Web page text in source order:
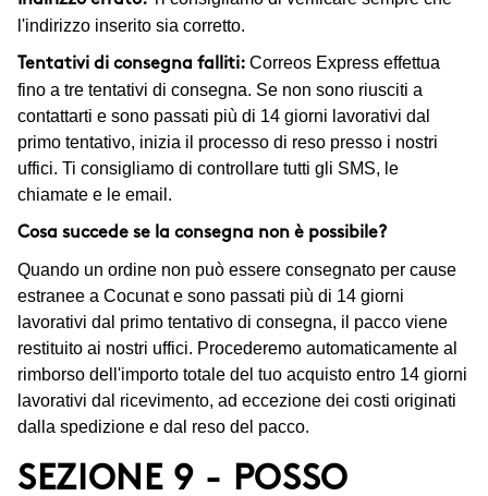
l'indirizzo inserito sia corretto.
Tentativi di consegna falliti: Correos Express effettua
fino a tre tentativi di consegna. Se non sono riusciti a
contattarti e sono passati più di 14 giorni lavorativi dal
primo tentativo, inizia il processo di reso presso i nostri
uffici. Ti consigliamo di controllare tutti gli SMS, le
chiamate e le email.
Cosa succede se la consegna non è possibile?
Quando un ordine non può essere consegnato per cause
estranee a Cocunat e sono passati più di 14 giorni
lavorativi dal primo tentativo di consegna, il pacco viene
restituito ai nostri uffici. Procederemo automaticamente al
rimborso dell'importo totale del tuo acquisto entro 14 giorni
lavorativi dal ricevimento, ad eccezione dei costi originati
dalla spedizione e dal reso del pacco.
SEZIONE 9 - POSSO